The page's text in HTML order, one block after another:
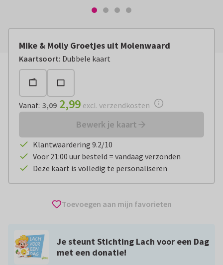
Je steunt Stichting Lach voor een Dag
met een donatie!
Mike & Molly Groetjes uit Molenwaard
Kaartsoort: Dubbele kaart
Vanaf: € 2,99 excl. verzendkosten
Vanaf: 3,09 2,99 excl. verzendkosten
Bewerk je kaart
Klantwaardering 9.2/10
Voor 21:00 uur besteld = vandaag verzonden
Deze kaart is volledig te personaliseren
Toevoegen aan mijn favorieten